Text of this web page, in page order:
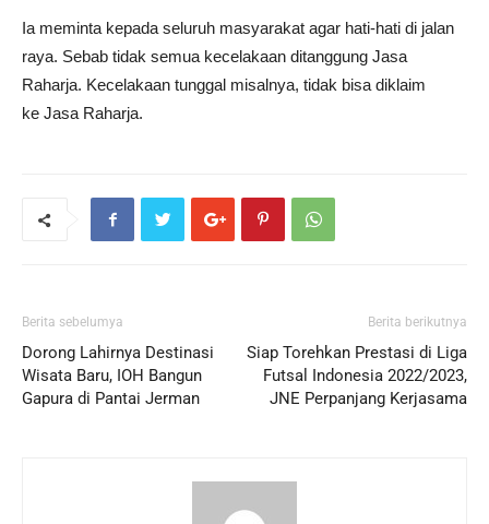
Ia meminta kepada seluruh masyarakat agar hati-hati di jalan
raya. Sebab tidak semua kecelakaan ditanggung Jasa
Raharja. Kecelakaan tunggal misalnya, tidak bisa diklaim
ke Jasa Raharja.
Berita sebelumya
Dorong Lahirnya Destinasi
Wisata Baru, IOH Bangun
Gapura di Pantai Jerman
Berita berikutnya
Siap Torehkan Prestasi di Liga
Futsal Indonesia 2022/2023,
JNE Perpanjang Kerjasama